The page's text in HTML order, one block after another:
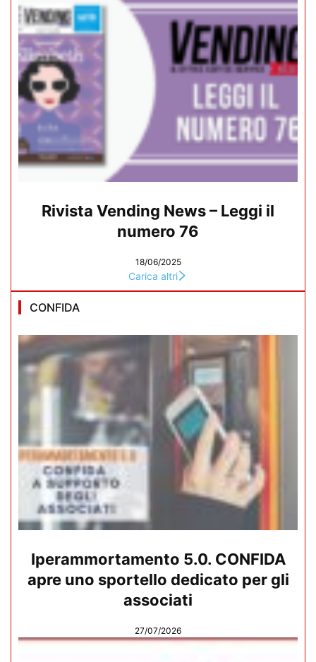
Rivista Vending News – Leggi il
numero 76
18/06/2025
Carica altri
CONFIDA
Iperammortamento 5.0. CONFIDA
apre uno sportello dedicato per gli
associati
27/07/2026